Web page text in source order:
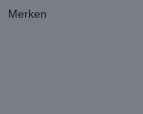
Merken